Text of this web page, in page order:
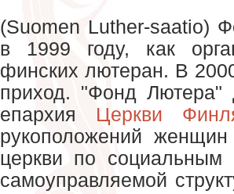
(Suomen Luther-saatio)
в 1999 году, как
финских лютеран. В
приход. "Фонд Лютера"
епархия Церкви
рукоположений
церкви по социальным
самоуправляемой